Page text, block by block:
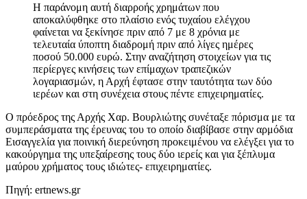
Η παράνομη αυτή διαρροής χρημάτων που
αποκαλύφθηκε στο πλαίσιο ενός τυχαίου ελέγχου
φαίνεται να ξεκίνησε πριν από 7 με 8 χρόνια με
τελευταία ύποπτη διαδρομή πριν από λίγες ημέρες
ποσού 50.000 ευρώ. Στην αναζήτηση στοιχείων για τις
περίεργες κινήσεις των επίμαχων τραπεζικών
λογαριασμών, η Αρχή έφτασε στην ταυτότητα των δύο
ιερέων και στη συνέχεια στους πέντε επιχειρηματίες.
Ο πρόεδρος της Αρχής Χαρ. Βουρλιώτης συνέταξε πόρισμα με τα
συμπεράσματα της έρευνας του το οποίο διαβίβασε στην αρμόδια
Εισαγγελία για ποινική διερεύνηση προκειμένου να ελέγξει για το
κακούργημα της υπεξαίρεσης τους δύο ιερείς και για ξέπλυμα
μαύρου χρήματος τους ιδιώτες- επιχειρηματίες.
Πηγή: ertnews.gr